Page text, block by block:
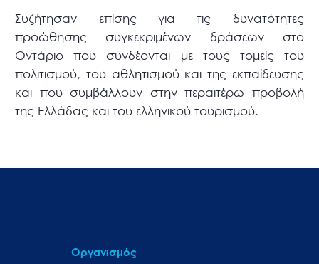
Συζήτησαν επίσης για τις δυνατότητες
προώθησης συγκεκριμένων δράσεων στο
Οντάριο που συνδέονται με τους τομείς του
πολιτισμού, του αθλητισμού και της εκπαίδευσης
και που συμβάλλουν στην περαιτέρω προβολή
της Ελλάδας και του ελληνικού τουρισμού.
Οργανισμός